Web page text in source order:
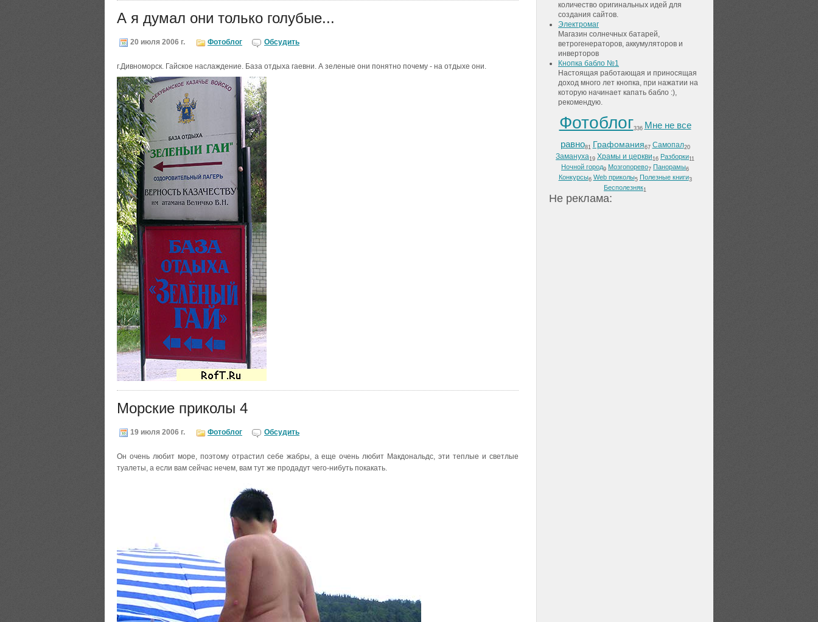
А я думал они только голубые...
20 июля 2006 г. Фотоблог Обсудить
г.Дивноморск. Гайское наслаждение. База отдыха гаевни. А зеленые они понятно почему - на отдыхе они.
Морские приколы 4
19 июля 2006 г. Фотоблог Обсудить
Он очень любит море, поэтому отрастил себе жабры, а еще очень любит Макдональдс, эти теплые и светлые
туалеты, а если вам сейчас нечем, вам тут же продадут чего-нибуть покакать.
количество оригинальных идей для
создания сайтов.
Электромаг
Магазин солнечных батарей,
ветрогенераторов, аккумуляторов и
инверторов
Кнопка бабло №1
Настоящая работающая и приносящая
доход много лет кнопка, при нажатии на
которую начинает капать бабло :),
рекомендую.
Фотоблог336 Мне не все
равно81 Графомания67 Самопал20
Замануха 19 Храмы и церкви 16 Разборки11
Ночной город9 Мозгопорево7 Панорамы6
Конкурсы6 Web приколы5 Полезные книги3
Бесполезняк1
He peклaмa: